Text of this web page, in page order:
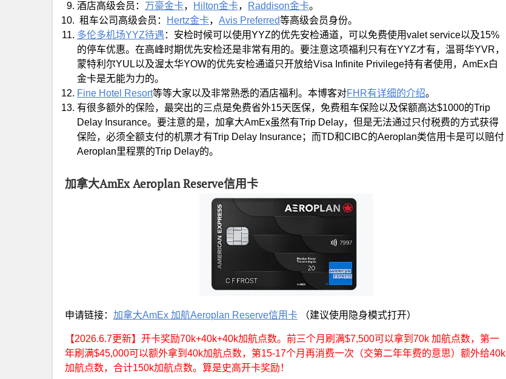
次（Calendar Year）的$200 Dining Credit。
酒店高级会员： 万豪金卡， Hilton金卡， Raddison金卡。
租车公司高级会员：
Hertz金卡， Avis Preferred等高级会员身份。
多伦多机场YYZ待遇 ：安检时候可以使用YYZ的优先安检通道，可以免费使用valet service以及15%
的停车优惠。在高峰时期优先安检还是非常有用的。要注意这项福利只有在YYZ才有，温哥华YVR，
蒙特利尔YUL以及渥太华YOW的优先安检通道只开放给Visa Infinite Privilege持有者使用，AmEx白
金卡是无能为力的。
Fine Hotel Resort等等大家以及非常熟悉的酒店福利。本博客对FHR有详细的介绍。
有很多额外的保险，最突出的三点是免费省外15天医保，免费租车保险以及保额高达$1000的Trip
Delay Insurance。要注意的是，加拿大AmEx虽然有Trip Delay，但是无法通过只付税费的方式获得
保险，必须全额支付的机票才有Trip Delay Insurance；而TD和CIBC的Aeroplan类信用卡是可以赔付
Aeroplan里程票的Trip Delay的。
加拿大AmEx Aeroplan Reserve信用卡
申请链接： 加拿大AmEx 加航Aeroplan Reserve信用卡 （建议使用隐身模式打开）
【2026.6.7更新】开卡奖励70k+40k+40k加航点数。前三个月刷满$7,500可以拿到70k 加航点数，第一
年刷满$45,000可以额外拿到40k加航点数，第15-17个月再消费一次（交第二年年费的意思）额外给40k
加航点数，合计150k加航点数。算是史高开卡奖励！